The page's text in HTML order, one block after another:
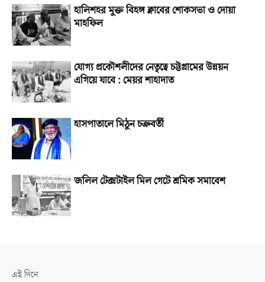
হালিশহর মুক্ত বিহঙ্গ ক্লাবের শোকসভা ও দোয়া
মাহফিল
যোগ্য প্রকৌশলীদের নেতৃত্বে চট্টগ্রামের উন্নয়ন
এগিয়ে যাবে : মেয়র শাহাদাত
হাসপাতালে মিঠুন চক্রবর্তী
জলিল টেক্সটাইল মিল গেটে শ্রমিক সমাবেশ
এই দিনে